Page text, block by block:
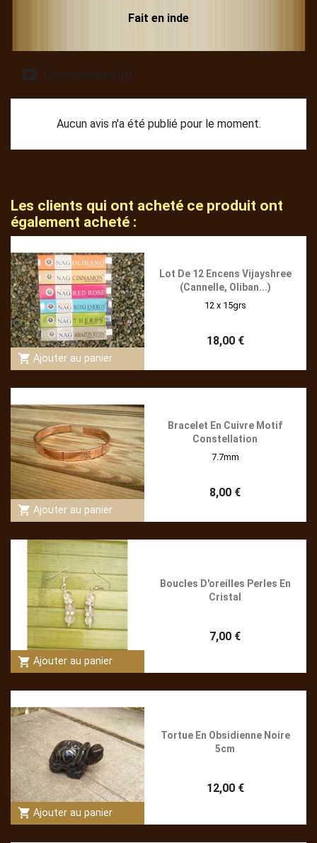
Fait en inde
Commentaires (0)
Aucun avis n'a été publié pour le moment.
Les clients qui ont acheté ce produit ont
également acheté :
shopping_cart Ajouter au panier
Lot De 12 Encens Vijayshree
(cannelle, Oliban...)
12 x 15grs
18,00 €
shopping_cart Ajouter au panier
Bracelet En Cuivre Motif
Constellation
7.7mm
8,00 €
shopping_cart Ajouter au panier
Boucles D'oreilles Perles En
Cristal
7,00 €
shopping_cart Ajouter au panier
Tortue En Obsidienne Noire
5cm
12,00 €